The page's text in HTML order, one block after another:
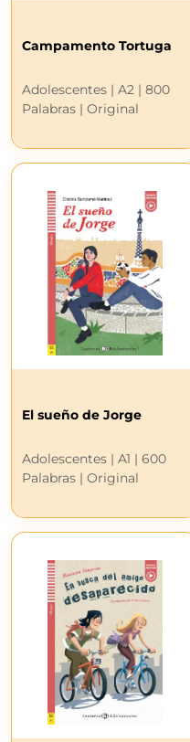
Campamento Tortuga
Adolescentes | A2 | 800
Palabras | Original
El sueño de Jorge
Adolescentes | A1 | 600
Palabras | Original